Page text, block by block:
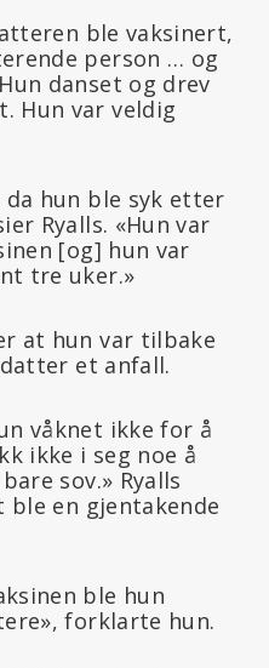
ble vaksinert,
person … og
danset og drev
Hun var veldig
hun ble syk etter
Ryalls. «Hun var
[og] hun var
tre uker.»
at hun var tilbake
et anfall.
våknet ikke for å
ikke i seg noe å
sov.» Ryalls
en gjentakende
ble hun
forklarte hun.